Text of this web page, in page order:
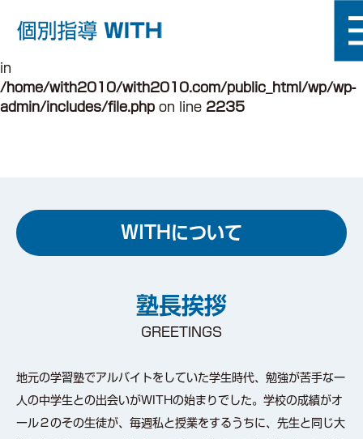
Warning
: fileperms(): stat failed for
/home/with2010/with2010.com/public_html/wp/
in
/home/with2010/with2010.com/public_html/wp/wp-
admin/includes/file.php on line 2235
WITHについて
塾長挨拶
GREETINGS
地元の学習塾でアルバイトをしていた学生時代、勉強が苦手な一
人の中学生との出会いがWITHの始まりでした。学校の成績がオ
ール２のその生徒が、毎週私と授業をするうちに、先生と同じ大